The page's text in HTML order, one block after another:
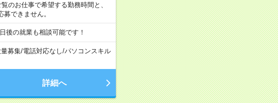
のお仕事で希望する勤務時間と、
できません。
後の就業も相談可能です！
募集/電話対応なし/パソコンスキル
詳細へ